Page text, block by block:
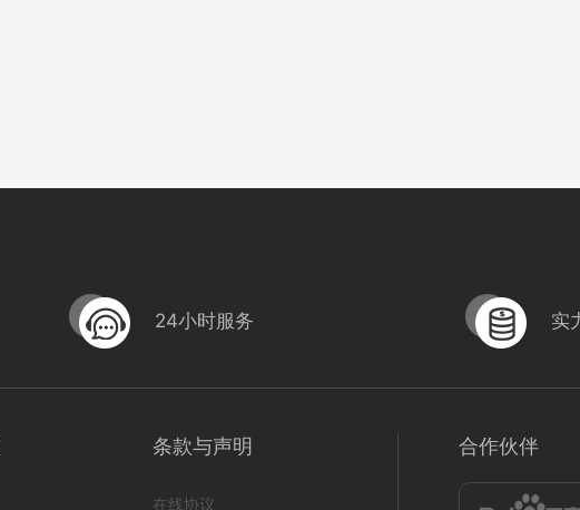
24小时服务 实
条款与声明
在线协议
合作伙伴